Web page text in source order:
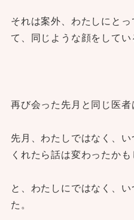
それは案外、わたしにと
て、同じような顔をしてい
再び会った先月と同じ医者
先月、わたしではなく、
くれたら話は変わったかも
と、わたしにではなく、
た。